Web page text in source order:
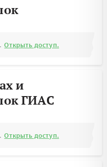
Открыть доступ.
и
ГИАС
Открыть доступ.